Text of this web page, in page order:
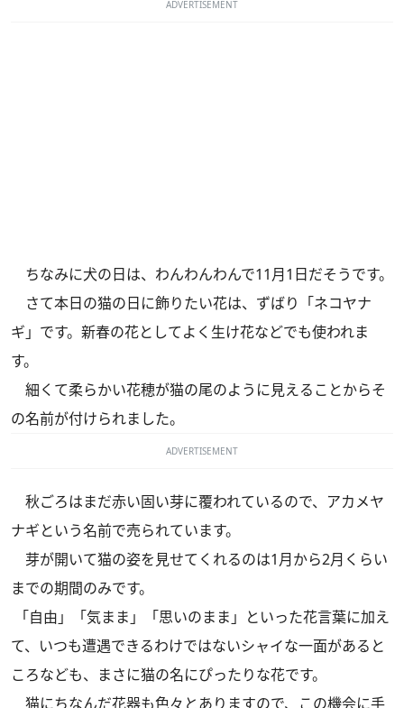
ADVERTISEMENT
ちなみに犬の日は、わんわんわんで11月1日だそうです。
さて本日の猫の日に飾りたい花は、ずばり「ネコヤナ
ギ」です。新春の花としてよく生け花などでも使われま
す。
細くて柔らかい花穂が猫の尾のように見えることからそ
の名前が付けられました。
ADVERTISEMENT
秋ごろはまだ赤い固い芽に覆われているので、アカメヤ
ナギという名前で売られています。
芽が開いて猫の姿を見せてくれるのは1月から2月くらい
までの期間のみです。
「自由」「気まま」「思いのまま」といった花言葉に加え
て、いつも遭遇できるわけではないシャイな一面があると
ころなども、まさに猫の名にぴったりな花です。
猫にちなんだ花器も色々とありますので、この機会に手